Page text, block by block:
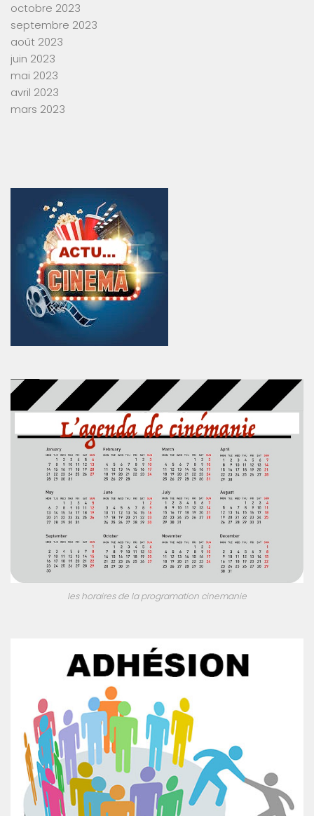
octobre 2023
septembre 2023
août 2023
juin 2023
mai 2023
avril 2023
mars 2023
les horaires de la programation cinemanie